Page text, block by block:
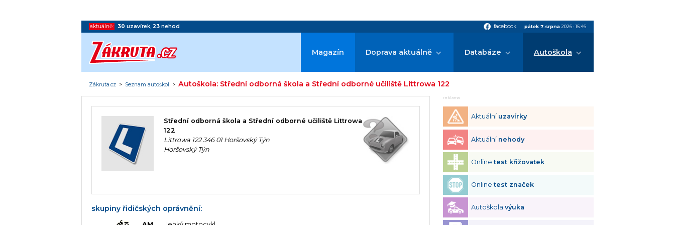
aktuálně: 30 uzavírek,23 nehod facebook facebook pátek 7.srpna 2026•15:46
Magazín Doprava aktuálně Databáze Autoškola
Zákruta.cz > Seznam autoškol >Autoškola: Střední odborná škola a Střední odborné učiliště Littrowa 122
Střední odborná škola a Střední odborné učiliště Littrowa
122
Littrowa 122 346 01 Horšovský Týn
Horšovský Týn
skupiny řidičských oprávnění:
reklama
Aktuální uzavírky
Aktuální nehody
Onlinetest křižovatek
Onlinetest značek
Autoškolavýuka